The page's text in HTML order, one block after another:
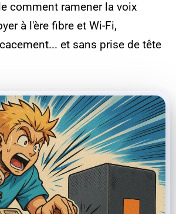
comment ramener la voix
à l'ère fibre et Wi-Fi,
et sans prise de tête